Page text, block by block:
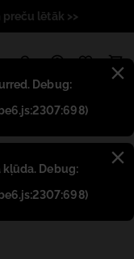
Debug:
kļūda. Debug:
preču lētāk >>